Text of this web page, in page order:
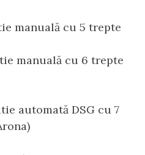
manuală cu 5 trepte
manuală cu 6 trepte
automată DSG cu 7